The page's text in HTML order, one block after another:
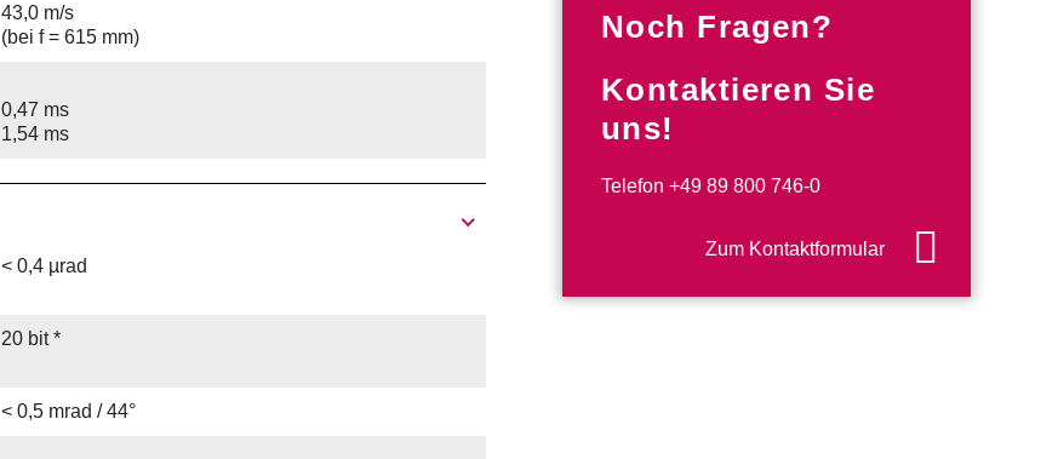
43,0 m/s
(bei f = 615 mm)
0,47 ms
1,54 ms
< 0,4 µrad
20 bit *
< 0,5 mrad / 44°
Noch Fragen?
Kontaktieren Sie
uns!
Telefon +49 89 800 746-0
Zum Kontaktformular